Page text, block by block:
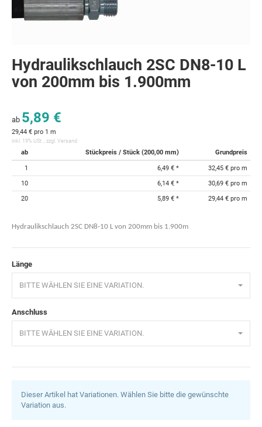
Hydraulikschlauch 2SC DN8-10 L
von 200mm bis 1.900mm
ab 5,89 €
29,44 € pro 1 m
inkl. 19% USt. , zzgl. Versand
ab Stückpreis / Stück (200,00 mm) Grundpreis
1 6,49 € *
32,45 € pro m
10
6,14 € *
30,69 € pro m
20
5,89 € * 29,44 € pro m
Hydraulikschlauch 2SC DN8-10 L von 200mm bis 1.900m
Länge
BITTE WÄHLEN SIE EINE VARIATION.
Anschluss
BITTE WÄHLEN SIE EINE VARIATION.
Dieser Artikel hat Variationen. Wählen Sie bitte die gewünschte
Variation aus.